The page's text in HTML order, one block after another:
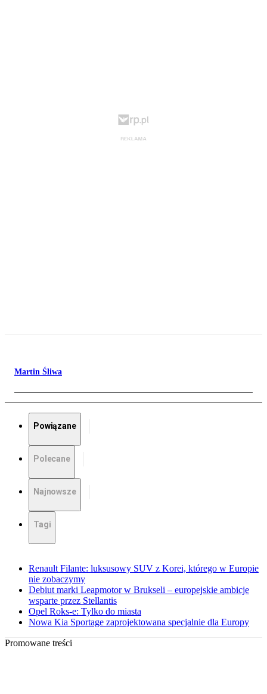
Martin Śliwa
Powiązane
Polecane
Najnowsze
Tagi
Renault Filante: luksusowy SUV z Korei, którego w Europie
nie zobaczymy
Debiut marki Leapmotor w Brukseli – europejskie ambicje
wsparte przez Stellantis
Opel Roks-e: Tylko do miasta
Nowa Kia Sportage zaprojektowana specjalnie dla Europy
Promowane treści